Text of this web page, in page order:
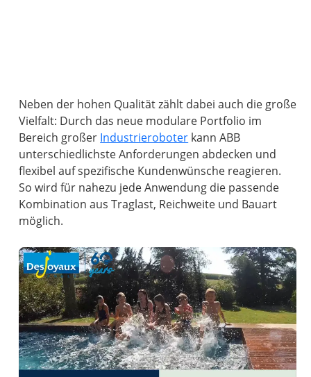
Neben der hohen Qualität zählt dabei auch die große
Vielfalt: Durch das neue modulare Portfolio im
Bereich großer Industrieroboter kann ABB
unterschiedlichste Anforderungen abdecken und
flexibel auf spezifische Kundenwünsche reagieren.
So wird für nahezu jede Anwendung die passende
Kombination aus Traglast, Reichweite und Bauart
möglich.